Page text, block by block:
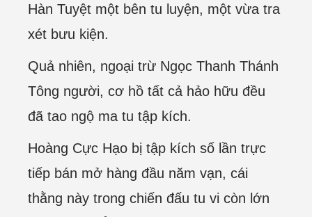
Hàn Tuyệt một bên tu luyện, một vừa tra
xét bưu kiện.
Quả nhiên, ngoại trừ Ngọc Thanh Thánh
Tông người, cơ hồ tất cả hảo hữu đều
đã tao ngộ ma tu tập kích.
Hoàng Cực Hạo bị tập kích số lần trực
tiếp bán mở hàng đầu năm vạn, cái
thằng này trong chiến đấu tu vi còn lớn